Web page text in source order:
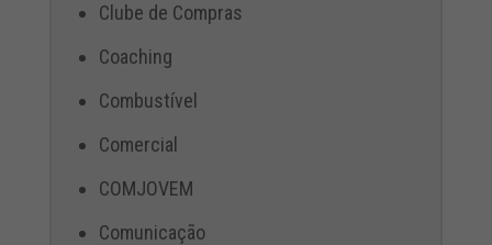
Clube de Compras
Coaching
Combustível
Comercial
COMJOVEM
Comunicação